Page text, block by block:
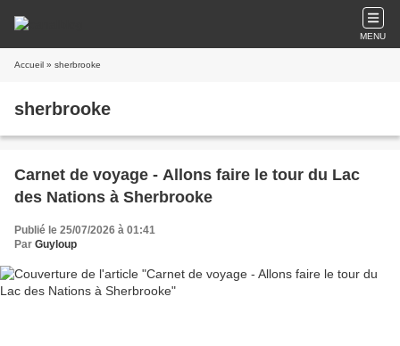
MENU
Accueil » sherbrooke
sherbrooke
Carnet de voyage - Allons faire le tour du Lac
des Nations à Sherbrooke
Publié le 25/07/2026 à 01:41
Par Guyloup